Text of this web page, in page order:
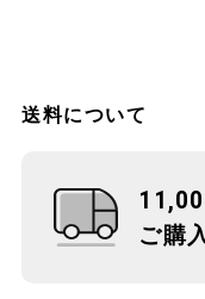
送料について
ご購